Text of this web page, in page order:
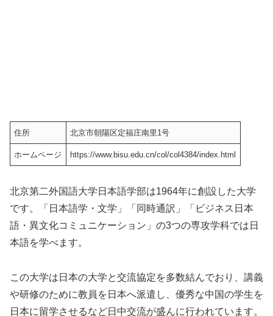
住所 北京市朝陽区定福庄南里1号
ホームページ https://www.bisu.edu.cn/col/col4384/index.html
北京第二外国語大学日本語学部は1964年に創設した大学
です。「日本語学・文学」「同時通訳」「ビジネス日本
語・異文化コミュニケーション」の3つの専攻学科では日
本語を学べます。
この大学は日本の大学と交流協定を多数結んでおり、講義
や研修のために教員を日本へ派遣し、優秀な中国の学生を
日本に留学させるなど日中交流が盛んに行われています。